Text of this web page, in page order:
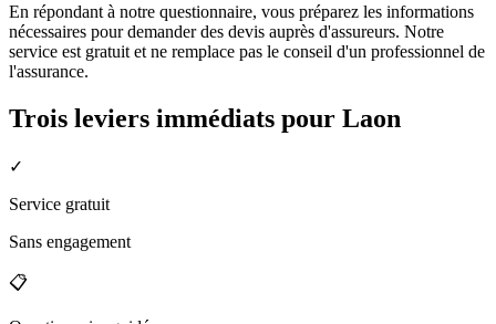
En répondant à notre questionnaire, vous préparez les informations
nécessaires pour demander des devis auprès d'assureurs. Notre
service est gratuit et ne remplace pas le conseil d'un professionnel de
l'assurance.
Trois leviers immédiats pour Laon
✓
Service gratuit
Sans engagement
📋